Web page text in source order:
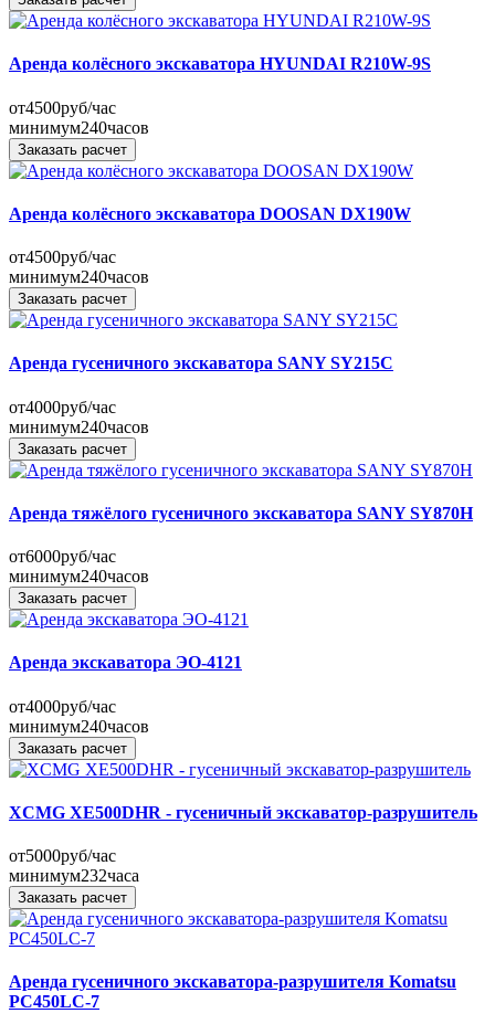
Аренда колёсного экскаватора HYUNDAI R210W-9S
от4500руб/час
минимум240часов
Заказать расчет
Аренда колёсного экскаватора DOOSAN DX190W
от4500руб/час
минимум240часов
Заказать расчет
Аренда гусеничного экскаватора SANY SY215C
от4000руб/час
минимум240часов
Заказать расчет
Аренда тяжёлого гусеничного экскаватора SANY SY870H
от6000руб/час
минимум240часов
Заказать расчет
Аренда экскаватора ЭО-4121
от4000руб/час
минимум240часов
Заказать расчет
XCMG XE500DHR - гусеничный экскаватор-разрушитель
от5000руб/час
минимум232часа
Заказать расчет
Аренда гусеничного экскаватора-разрушителя Komatsu
PC450LC-7